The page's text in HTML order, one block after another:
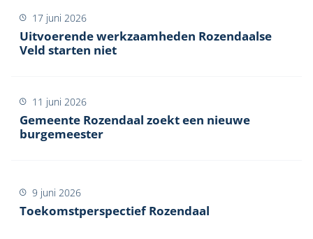
Uitvoerende werkzaamheden Rozendaalse
Veld starten niet
17 juni 2026
Gemeente Rozendaal zoekt een nieuwe
burgemeester
11 juni 2026
Toekomstperspectief Rozendaal
9 juni 2026